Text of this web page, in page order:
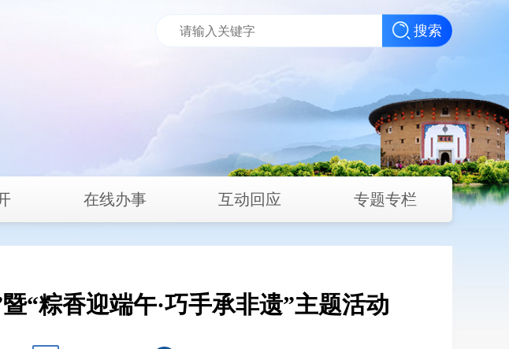
搜索
在线办事 互动回应 专题专栏
“粽香迎端午·巧手承非遗”主题活动